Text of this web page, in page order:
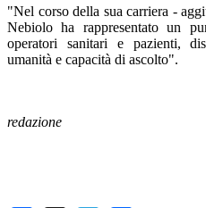
"Nel corso della sua carriera -
Nebiolo ha rappresentato un
operatori sanitari e pazienti,
umanità e capacità di ascolto".
redazione